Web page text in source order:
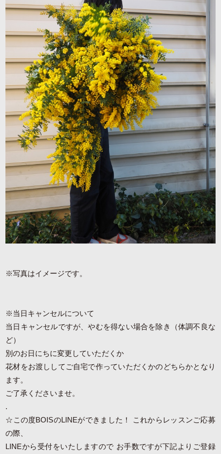
※写真はイメージです。
※当日キャンセルについて
当日キャンセルですが、やむを得ない場合を除き（体調不良な
ど）
別のお日にちに変更していただくか
花材をお渡ししてご自宅で作っていただくかのどちらかとなり
ます。
ご了承くださいませ。
.
☆この度BOISのLINEができました！ これからレッスンご応募
の際、
LINEから受付をいたしますので お手数ですが下記よりご登録